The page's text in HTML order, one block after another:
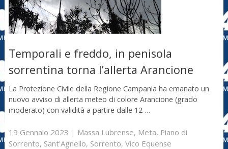
Temporali e freddo, in penisola
sorrentina torna l’allerta Arancione
La Protezione Civile della Regione Campania ha emanato un
nuovo avviso di allerta meteo di colore Arancione (grado
moderato) con validità a partire dalle 12 …
19 Gennaio 2023 | Massa Lubrense, Meta, Piano di
Sorrento, Sant'Agnello, Sorrento, Vico Equense